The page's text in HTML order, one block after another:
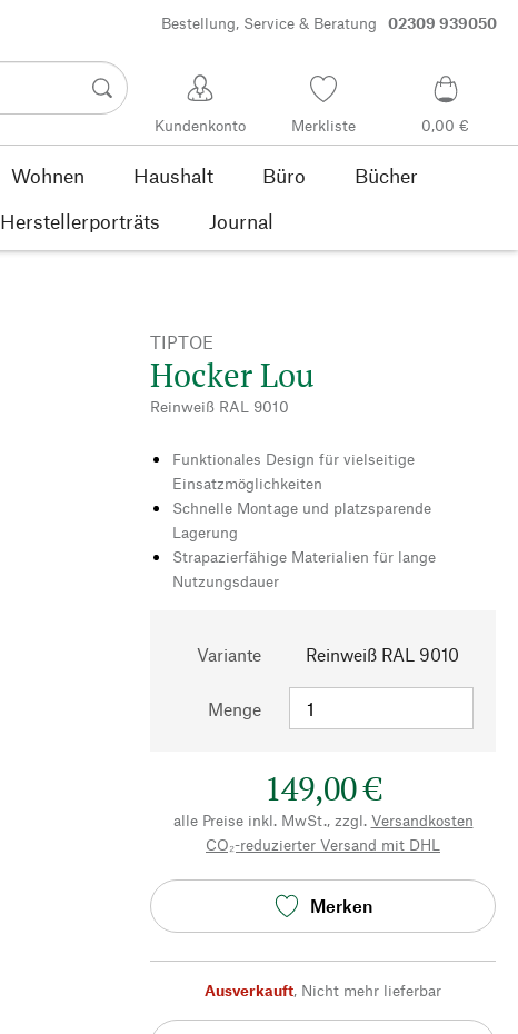
Bestellung, Service & Beratung 02309 939050
Kundenkonto Merkliste 0,00 €
Wohnen Haushalt Büro
Bücher
Herstellerporträts Journal
TIPTOE
Hocker Lou
Reinweiß RAL 9010
Funktionales Design für vielseitige
Einsatzmöglichkeiten
Schnelle Montage und platzsparende
Lagerung
Strapazierfähige Materialien für lange
Nutzungsdauer
Variante Reinweiß RAL 9010
Menge
149,00 €
alle Preise inkl. MwSt., zzgl. Versandkosten
CO₂-reduzierter Versand mit DHL
Merken
Ausverkauft, Nicht mehr lieferbar